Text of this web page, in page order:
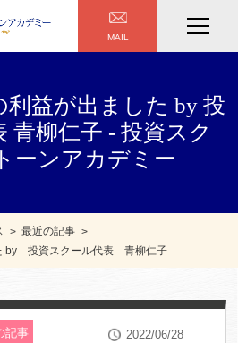
MAIL
利益が出ました by 投
青柳仁子 - 投資スク
ーンアカデミー
最近の記事
by 投資スクール代表 青柳仁子
記事 2022/06/28